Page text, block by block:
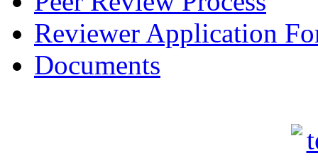
Reviewer Application
Documents